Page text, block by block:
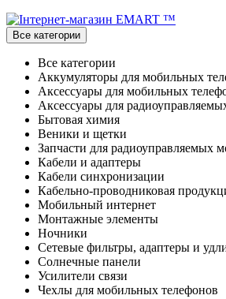
Все категории
Все категории
Аккумуляторы для мобильных
Аксессуары для мобильных
Аксессуары для
Бытовая химия
Веники и щетки
Запчасти для радиоуправляемых
Кабели и адаптеры
Кабели синхронизации
Кабельно-проводниковая
Мобильный интернет
Монтажные элементы
Ночники
Сетевые фильтры, адаптеры и
Солнечные панели
Усилители связи
Чехлы для мобильных телефонов